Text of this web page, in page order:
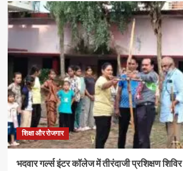
पीजी
कालेज
नव-
प्रवेशित
छात्र-
छात्राओं
का
पौधरोपण
के
साथ
हुआ
स्वागत
शिक्षा और रोजगार
भदवार गर्ल्स इंटर कॉलेज में तीरंदाजी प्रशिक्षण